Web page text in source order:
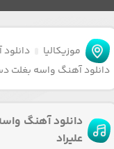
موزیکالیا
دانلود آهنگ واسه بغلت
دانلود آهنگ
علیراد